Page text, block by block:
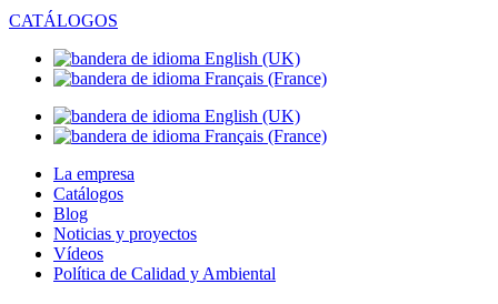
CATÁLOGOS
La empresa
Catálogos
Blog
Noticias y proyectos
Vídeos
Política de Calidad y Ambiental